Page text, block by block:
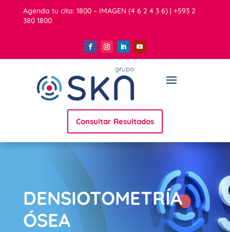
Agenda tu cita: 1800 – IMAGEN (4 6 2 4 3 6) | +593 2
380 1800
Consultar Resultados
DENSIOTOMETRÍA
ÓSEA